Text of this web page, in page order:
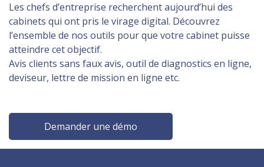
Les chefs d’entreprise recherchent aujourd’hui des
cabinets qui ont pris le virage digital. Découvrez
l’ensemble de nos outils pour que votre cabinet puisse
atteindre cet objectif.
Avis clients sans faux avis, outil de diagnostics en ligne,
deviseur, lettre de mission en ligne etc.
Demander une démo